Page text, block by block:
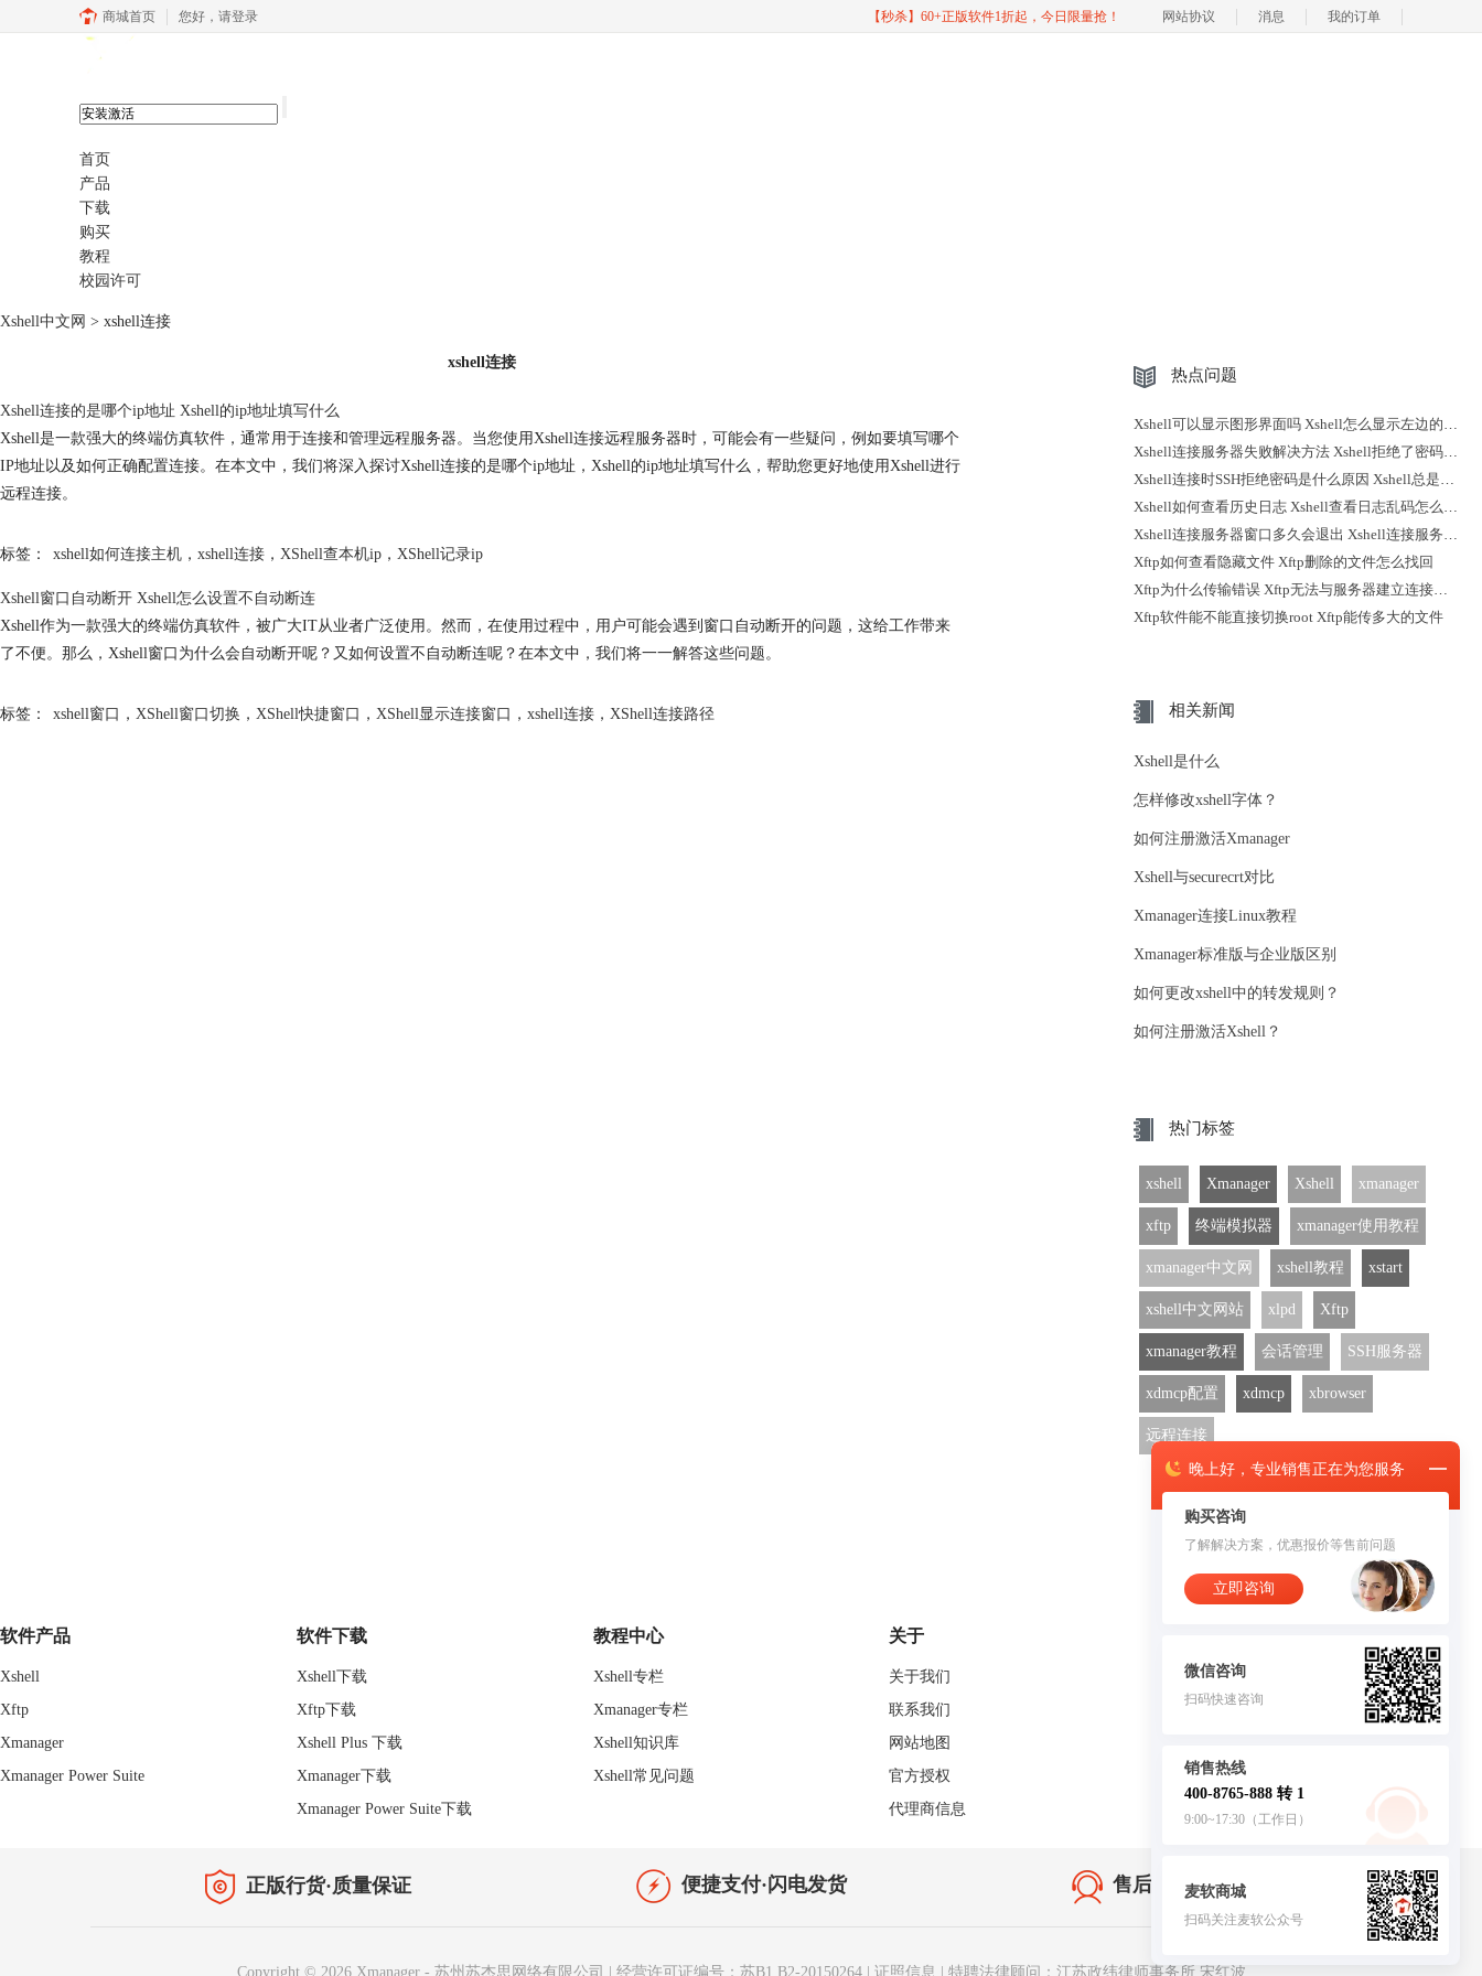
晚上好， 专业销售正在为您服务
购买咨询
了解解决方案，优惠报价等售前问题
立即咨询
微信咨询
扫码快速咨询
销售热线
400-8765-888 转 1
9:00~17:30（工作日）
麦软商城
扫码关注麦软公众号
客服
商城首页 您好， 请登录 【秒杀】60+正版软件1折起，今日限量抢！ 网站协议 消息 我的订单
首页
产品
下载
购买
教程
校园许可
Xshell中文网 > xshell连接
xshell连接
Xshell连接的是哪个ip地址 Xshell的ip地址填写什么
Xshell是一款强大的终端仿真软件，通常用于连接和管理远程服务器。当您使用Xshell连接远程服务器时，可能会有一些疑问，例如要填写哪个
IP地址以及如何正确配置连接。在本文中，我们将深入探讨Xshell连接的是哪个ip地址，Xshell的ip地址填写什么，帮助您更好地使用Xshell进行
远程连接。
标签： xshell如何连接主机 ， xshell连接 ， XShell查本机ip ， XShell记录ip
Xshell窗口自动断开 Xshell怎么设置不自动断连
Xshell作为一款强大的终端仿真软件，被广大IT从业者广泛使用。然而，在使用过程中，用户可能会遇到窗口自动断开的问题，这给工作带来
了不便。那么，Xshell窗口为什么会自动断开呢？又如何设置不自动断连呢？在本文中，我们将一一解答这些问题。
标签： xshell窗口 ， XShell窗口切换 ， XShell快捷窗口 ， XShell显示连接窗口 ， xshell连接 ， XShell连接路径
热点问题
Xshell可以显示图形界面吗 Xshell怎么显示左边的会话
Xshell连接服务器失败解决方法 Xshell拒绝了密码怎么回事
Xshell连接时SSH拒绝密码是什么原因 Xshell总是断开连接怎么办
Xshell如何查看历史日志 Xshell查看日志乱码怎么解决
Xshell连接服务器窗口多久会退出 Xshell连接服务器时不弹出登录提示
Xftp如何查看隐藏文件 Xftp删除的文件怎么找回
Xftp为什么传输错误 Xftp无法与服务器建立连接怎么解决
Xftp软件能不能直接切换root Xftp能传多大的文件
相关新闻
Xshell是什么
怎样修改xshell字体？
如何注册激活Xmanager
Xshell与securecrt对比
Xmanager连接Linux教程
Xmanager标准版与企业版区别
如何更改xshell中的转发规则？
如何注册激活Xshell？
热门标签
xshell Xmanager Xshell xmanager
xftp 终端模拟器 xmanager使用教程
xmanager中文网 xshell教程 xstart
xshell中文网站 xlpd Xftp
xmanager教程 会话管理 SSH服务器
xdmcp配置 xdmcp xbrowser
远程连接
软件产品
Xshell
Xftp
Xmanager
Xmanager Power Suite
软件下载
Xshell下载
Xftp下载
Xshell Plus 下载
Xmanager下载
Xmanager Power Suite下载
教程中心
Xshell专栏
Xmanager专栏
Xshell知识库
Xshell常见问题
关于
关于我们
联系我们
网站地图
官方授权
代理商信息
正版行货·质量保证 便捷支付·闪电发货 售后无忧·服务保障
Copyright © 2026 Xmanager - 苏州苏杰思网络有限公司 经营许可证编号：苏B1.B2-20150264| 证照信息 特聘法律顾问：江苏政纬律师事务所 宋红波